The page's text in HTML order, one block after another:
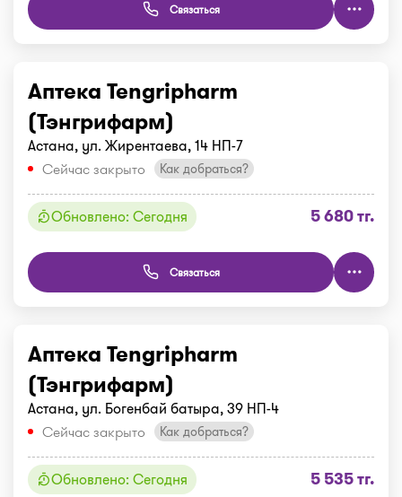
Связаться
Аптека Tengripharm
(Тэнгрифарм)
Астана, ул. Жирентаева, 14 НП-7
Сейчас закрыто
Как добраться?
Обновлено: Сегодня 5 680 тг.
Связаться
Аптека Tengripharm
(Тэнгрифарм)
Астана, ул. Богенбай батыра, 39 НП-4
Сейчас закрыто
Как добраться?
Обновлено: Сегодня 5 535 тг.